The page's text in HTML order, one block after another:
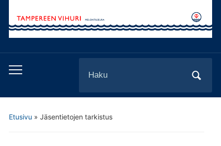
Toggle
for:
Etusivu » Jäsentietojen tarkistus